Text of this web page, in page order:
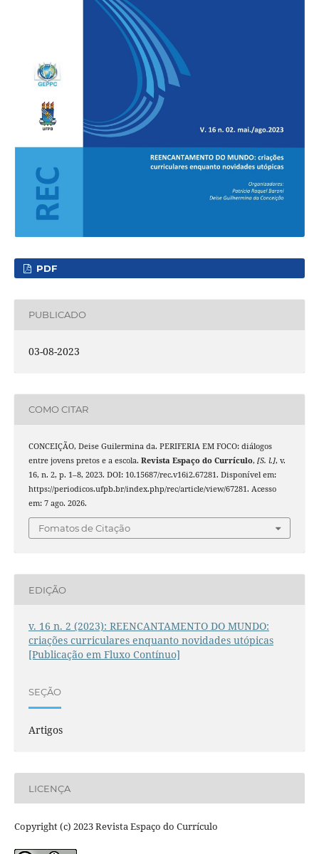
PDF
PUBLICADO
03-08-2023
COMO CITAR
CONCEIÇÃO, Deise Guilermina da. PERIFERIA EM FOCO: diálogos
entre jovens pretos e a escola. Revista Espaço do Currículo, [S. l.], v.
16, n. 2, p. 1–8, 2023. DOI: 10.15687/rec.v16i2.67281. Disponível em:
https://periodicos.ufpb.br/index.php/rec/article/view/67281. Acesso
em: 7 ago. 2026.
Fomatos de Citação
EDIÇÃO
v. 16 n. 2 (2023): REENCANTAMENTO DO MUNDO:
criações curriculares enquanto novidades utópicas
[Publicação em Fluxo Contínuo]
SEÇÃO
Artigos
LICENÇA
Copyright (c) 2023 Revista Espaço do Currículo